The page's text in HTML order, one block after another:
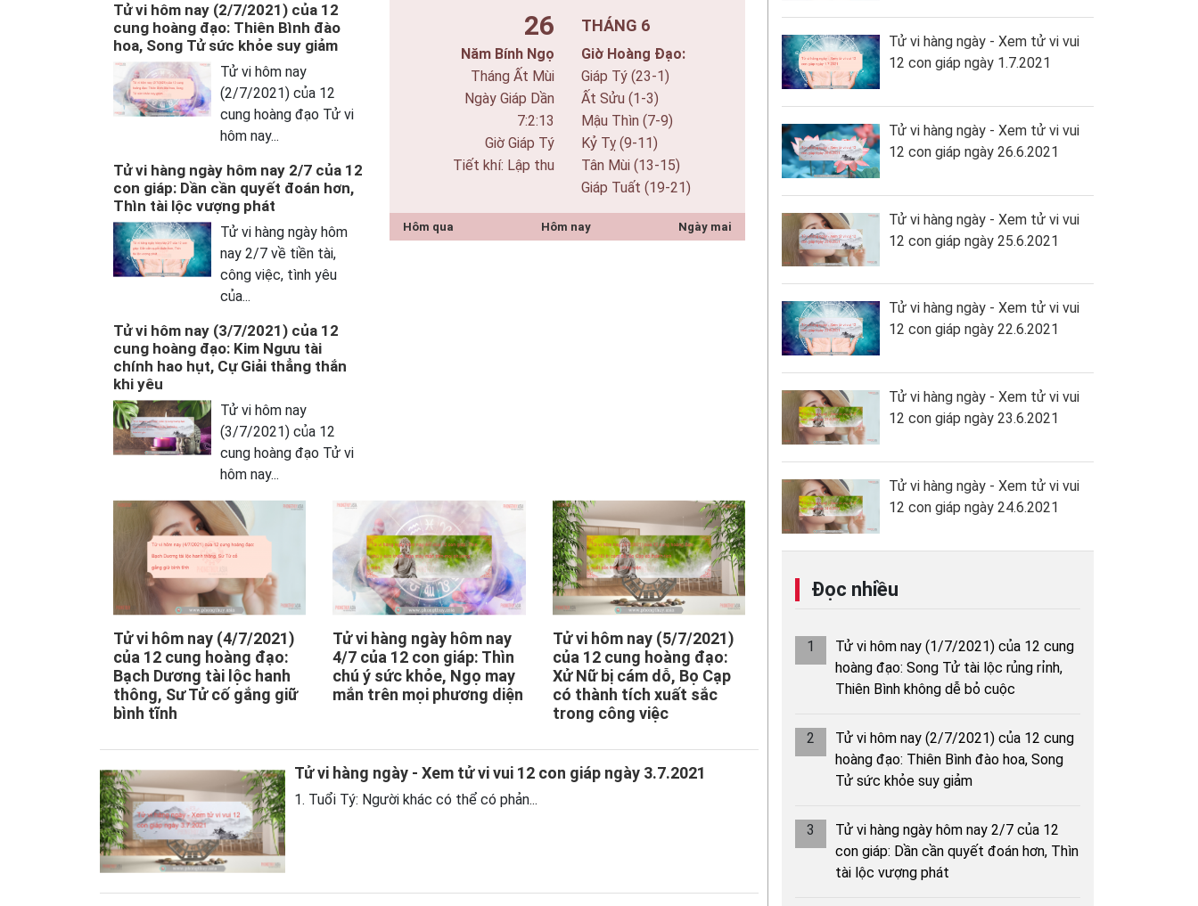
Tử vi hôm nay (2/7/2021) của 12
cung hoàng đạo: Thiên Bình đào
hoa, Song Tử sức khỏe suy giảm
Tử vi hôm nay
(2/7/2021) của 12
cung hoàng đạo Tử vi
hôm nay...
Tử vi hàng ngày hôm nay 2/7 của 12
con giáp: Dần cần quyết đoán hơn,
Thìn tài lộc vượng phát
Tử vi hàng ngày hôm
nay 2/7 về tiền tài,
công việc, tình yêu
của...
Tử vi hôm nay (3/7/2021) của 12
cung hoàng đạo: Kim Ngưu tài
chính hao hụt, Cự Giải thẳng thắn
khi yêu
Tử vi hôm nay
(3/7/2021) của 12
cung hoàng đạo Tử vi
hôm nay...
26
Năm Bính Ngọ
Tháng Ất Mùi
Ngày Giáp Dần
7:2:15
Giờ Giáp Tý
Tiết khí: Lập thu
THÁNG 6
Giờ Hoàng Đạo:
Giáp Tý (23-1)
Ất Sửu (1-3)
Mậu Thìn (7-9)
Kỷ Tỵ (9-11)
Tân Mùi (13-15)
Giáp Tuất (19-21)
Hôm qua Hôm nay Ngày mai
Tử vi hôm nay (4/7/2021)
của 12 cung hoàng đạo:
Bạch Dương tài lộc hanh
thông, Sư Tử cố gắng giữ
bình tĩnh
Tử vi hàng ngày hôm nay
4/7 của 12 con giáp: Thìn
chú ý sức khỏe, Ngọ may
mắn trên mọi phương diện
Tử vi hôm nay (5/7/2021)
của 12 cung hoàng đạo:
Xử Nữ bị cám dỗ, Bọ Cạp
có thành tích xuất sắc
trong công việc
Tử vi hàng ngày - Xem tử vi vui 12 con giáp ngày 3.7.2021
1. Tuổi Tý: Người khác có thể có phản...
Tử vi hàng ngày - Xem tử vi vui
12 con giáp ngày 1.7.2021
Tử vi hàng ngày - Xem tử vi vui
12 con giáp ngày 26.6.2021
Tử vi hàng ngày - Xem tử vi vui
12 con giáp ngày 25.6.2021
Tử vi hàng ngày - Xem tử vi vui
12 con giáp ngày 22.6.2021
Tử vi hàng ngày - Xem tử vi vui
12 con giáp ngày 23.6.2021
Tử vi hàng ngày - Xem tử vi vui
12 con giáp ngày 24.6.2021
Đọc nhiều
1
Tử vi hôm nay (1/7/2021) của 12 cung
hoàng đạo: Song Tử tài lộc rủng rỉnh,
Thiên Bình không dễ bỏ cuộc
2
Tử vi hôm nay (2/7/2021) của 12 cung
hoàng đạo: Thiên Bình đào hoa, Song
Tử sức khỏe suy giảm
3
Tử vi hàng ngày hôm nay 2/7 của 12
con giáp: Dần cần quyết đoán hơn, Thìn
tài lộc vượng phát